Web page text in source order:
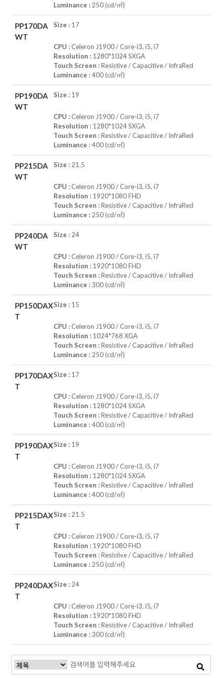
Luminance : 250 (cd/㎡)
PP170DA
WT
Size : 17
CPU :Celeron J1900 / Core-i3, i5, i7
Resolution : 1280*1024 SXGA
Touch Screen :Resistive / Capacitive / InfraRed
Luminance :400 (cd/㎡)
PP190DA
WT
Size : 19
CPU :Celeron J1900 / Core-i3, i5, i7
Resolution : 1280*1024 SXGA
Touch Screen :Resistive / Capacitive / InfraRed
Luminance :400 (cd/㎡)
PP215DA
WT
Size : 21.5
CPU :Celeron J1900 / Core-i3, i5, i7
Resolution : 1920*1080 FHD
Touch Screen :Resistive / Capacitive / InfraRed
Luminance : 250 (cd/㎡)
PP240DA
WT
Size : 24
CPU :Celeron J1900 / Core-i3, i5, i7
Resolution : 1920*1080 FHD
Touch Screen :Resistive / Capacitive / InfraRed
Luminance : 300 (cd/㎡)
PP150DAX
T
Size : 15
CPU :Celeron J1900 / Core-i3, i5, i7
Resolution : 1024*768 XGA
Touch Screen :Resistive / Capacitive / InfraRed
Luminance : 250 (cd/㎡)
PP170DAX
T
Size : 17
CPU :Celeron J1900 / Core-i3, i5, i7
Resolution : 1280*1024 SXGA
Touch Screen :Resistive / Capacitive / InfraRed
Luminance :400 (cd/㎡)
PP190DAX
T
Size : 19
CPU :Celeron J1900 / Core-i3, i5, i7
Resolution : 1280*1024 SXGA
Touch Screen :Resistive / Capacitive / InfraRed
Luminance :400 (cd/㎡)
PP215DAX
T
Size : 21.5
CPU :Celeron J1900 / Core-i3, i5, i7
Resolution : 1920*1080 FHD
Touch Screen :Resistive / Capacitive / InfraRed
Luminance : 250 (cd/㎡)
PP240DAX
T
Size : 24
CPU :Celeron J1900 / Core-i3, i5, i7
Resolution : 1920*1080 FHD
Touch Screen :Resistive / Capacitive / InfraRed
Luminance : 300 (cd/㎡)